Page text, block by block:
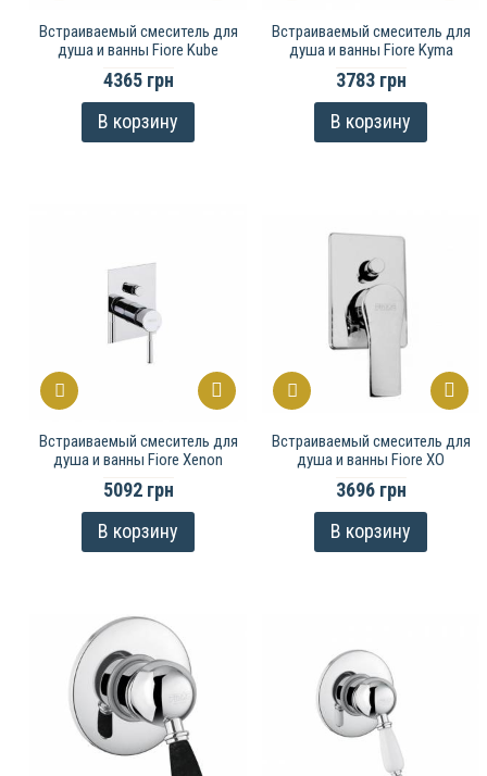
Встраиваемый смеситель для
душа и ванны Fiore Kube
4365 грн
В корзину
Встраиваемый смеситель для
душа и ванны Fiore Kyma
3783 грн
В корзину
Встраиваемый смеситель для
душа и ванны Fiore Xenon
5092 грн
В корзину
Встраиваемый смеситель для
душа и ванны Fiore ХО
3696 грн
В корзину